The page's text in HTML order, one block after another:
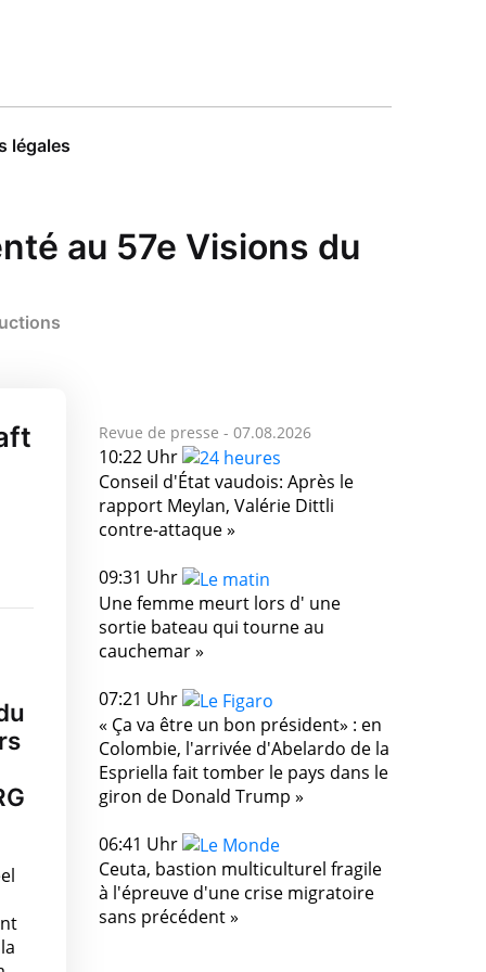
légales
au 57e Visions du
Revue de presse - 07.08.2026
10:22 Uhr
Conseil d'État vaudois: Après le
rapport Meylan, Valérie Dittli
contre-attaque »
09:31 Uhr
Une femme meurt lors d' une
sortie bateau qui tourne au
cauchemar »
07:21 Uhr
« Ça va être un bon président» : en
Colombie, l'arrivée d'Abelardo de la
Espriella fait tomber le pays dans le
giron de Donald Trump »
06:41 Uhr
Ceuta, bastion multiculturel fragile
à l'épreuve d'une crise migratoire
sans précédent »